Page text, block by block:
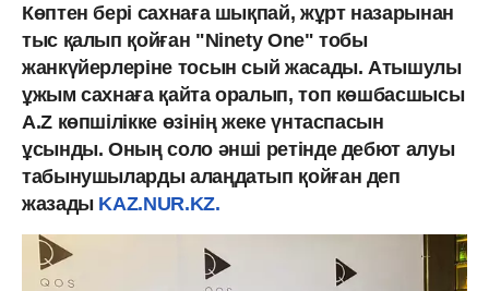
Көптен бері сахнаға шықпай, жұрт назарынан
тыс қалып қойған "Ninety One" тобы
жанкүйерлеріне тосын сый жасады. Атышулы
ұжым сахнаға қайта оралып, топ көшбасшысы
A.Z көпшілікке өзінің жеке үнтаспасын
ұсынды. Оның соло әнші ретінде дебют алуы
табынушыларды алаңдатып қойған деп
жазады KAZ.NUR.KZ.